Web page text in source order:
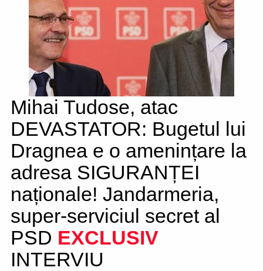
Mihai Tudose, atac
DEVASTATOR: Bugetul lui
Dragnea e o amenințare la
adresa SIGURANȚEI
naționale! Jandarmeria,
super-serviciul secret al
PSD EXCLUSIV
INTERVIU